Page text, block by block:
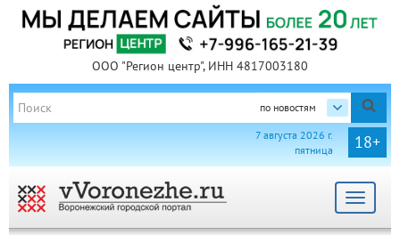
ООО "Регион центр", ИНН 4817003180
по новостям
18+
7 августа 2026 г.
пятница
Toggle